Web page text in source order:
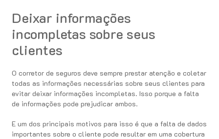
Deixar informações
incompletas sobre seus
clientes
O corretor de seguros deve sempre prestar atenção e coletar
todas as informações necessárias sobre seus clientes para
evitar deixar informações incompletas. Isso porque a falta
de informações pode prejudicar ambos.
E um dos principais motivos para isso é que a falta de dados
importantes sobre o cliente pode resultar em uma cobertura